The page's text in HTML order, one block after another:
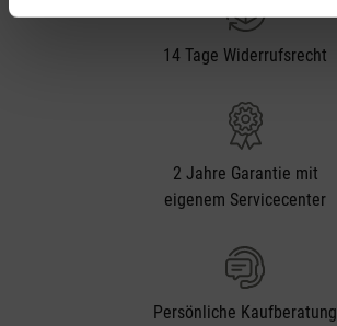
14 Tage Widerrufsrecht
2 Jahre Garantie mit
eigenem Servicecenter
Persönliche Kaufberatung